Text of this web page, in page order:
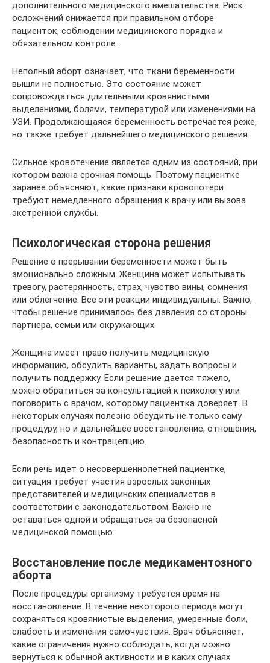
дополнительного медицинского вмешательства. Риск
осложнений снижается при правильном отборе
пациенток, соблюдении медицинского порядка и
обязательном контроле.
Неполный аборт означает, что ткани беременности
вышли не полностью. Это состояние может
сопровождаться длительными кровянистыми
выделениями, болями, температурой или изменениями на
УЗИ. Продолжающаяся беременность встречается реже,
но также требует дальнейшего медицинского решения.
Сильное кровотечение является одним из состояний, при
котором важна срочная помощь. Поэтому пациентке
заранее объясняют, какие признаки кровопотери
требуют немедленного обращения к врачу или вызова
экстренной службы.
Психологическая сторона решения
Решение о прерывании беременности может быть
эмоционально сложным. Женщина может испытывать
тревогу, растерянность, страх, чувство вины, сомнения
или облегчение. Все эти реакции индивидуальны. Важно,
чтобы решение принималось без давления со стороны
партнера, семьи или окружающих.
Женщина имеет право получить медицинскую
информацию, обсудить варианты, задать вопросы и
получить поддержку. Если решение дается тяжело,
можно обратиться за консультацией к психологу или
поговорить с врачом, которому пациентка доверяет. В
некоторых случаях полезно обсудить не только саму
процедуру, но и дальнейшее восстановление, отношения,
безопасность и контрацепцию.
Если речь идет о несовершеннолетней пациентке,
ситуация требует участия взрослых законных
представителей и медицинских специалистов в
соответствии с законодательством. Важно не
оставаться одной и обращаться за безопасной
медицинской помощью.
Восстановление после медикаментозного
аборта
После процедуры организму требуется время на
восстановление. В течение некоторого периода могут
сохраняться кровянистые выделения, умеренные боли,
слабость и изменения самочувствия. Врач объясняет,
какие ограничения нужно соблюдать, когда можно
вернуться к обычной активности и в каких случаях